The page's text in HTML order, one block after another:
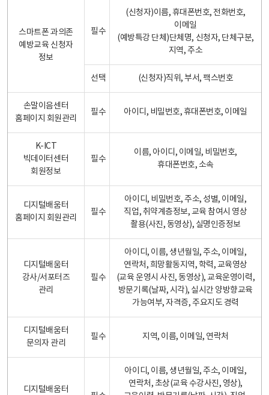
스마트폰 과의존
예방교육 신청자
정보
필수
(신청자)이름, 휴대폰번호, 전화번호,
이메일
(예방특강 단체)단체명, 신청자, 단체구분,
지역, 주소
선택 (신청자)직위, 부서, 팩스번호
손말이음센터
홈페이지 회원관리
필수 아이디, 비밀번호, 휴대폰번호, 이메일
K-ICT
빅데이터센터
회원정보
필수
이름, 아이디, 이메일, 비밀번호,
휴대폰번호, 소속
디지털배움터
홈페이지 회원관리
필수
아이디, 비밀번호, 주소, 성별, 이메일,
직업, 취약계층정보, 교육 참여시 영상
촬용(사진, 동영상), 실명인증정보
디지털배움터
강사/서포터즈
관리
필수
아이디, 이름, 생년월일, 주소, 이메일,
연락처, 희망활동지역, 학력, 교육영상
(교육 운영시 사진, 동영상), 교육운영이력,
방문기록(날짜, 시각), 실시간 양방향교육
가능여부, 자격증, 주요지도 경력
디지털배움터
문의자 관리
필수 지역, 이름, 이메일, 연락처
디지털배움터
아이디, 이름, 생년월일, 주소, 이메일,
연락처, 초상(교육 수강사진, 영상),